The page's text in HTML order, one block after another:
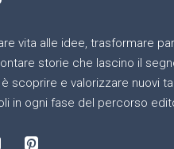
vita alle idee, trasformare
storie che lascino il
scoprire e valorizzare nuovi
in ogni fase del percorso